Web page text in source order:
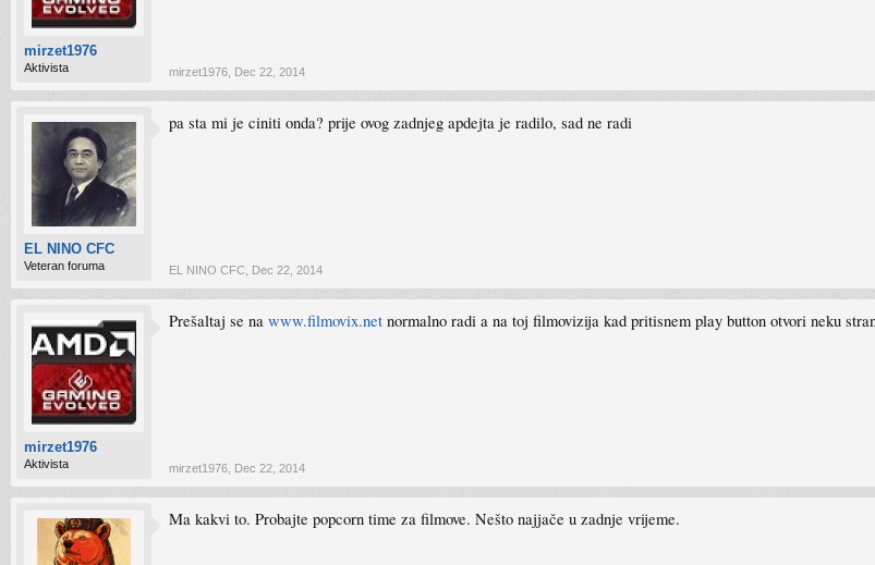
mirzet1976
Aktivista mirzet1976 Dec 22, 2014
EL NINO CFC
Veteran foruma
pa sta mi je ciniti onda? prije ovog zadnjeg apdejta je radilo, sad ne radi
EL NINO CFC Dec 22, 2014
mirzet1976
Aktivista
Prešaltaj se na www.filmovix.net normalno radi a na toj filmovizija kad pritisnem play button otvori neku
mirzet1976 Dec 22, 2014
Ma kakvi to. Probajte popcorn time za filmove. Nešto najjače u zadnje vrijeme.